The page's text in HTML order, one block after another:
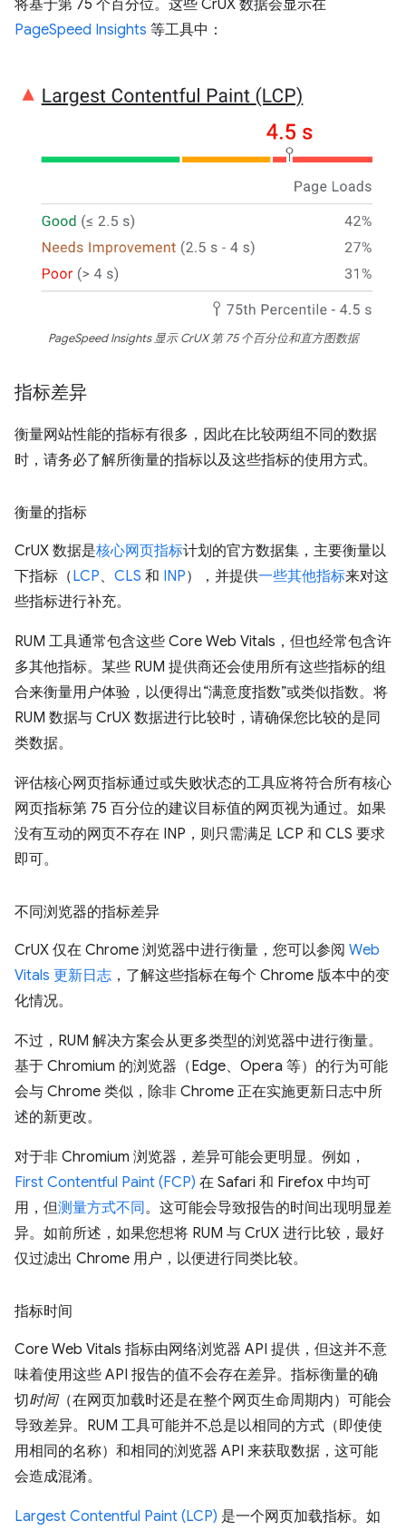
将基于第 75 个百分位。这些 CrUX 数据会显示在
PageSpeed Insights 等工具中：
PageSpeed Insights 显示 CrUX 第 75 个百分位和直方图数据
指标差异
衡量网站性能的指标有很多，因此在比较两组不同的数据
时，请务必了解所衡量的指标以及这些指标的使用方式。
衡量的指标
CrUX 数据是核心网页指标计划的官方数据集，主要衡量以
下指标（LCP、 CLS 和 INP），并提供一些其他指标来对这
些指标进行补充。
RUM 工具通常包含这些 Core Web Vitals，但也经常包含许
多其他指标。某些 RUM 提供商还会使用所有这些指标的组
合来衡量用户体验，以便得出“满意度指数”或类似指数。将
RUM 数据与 CrUX 数据进行比较时，请确保您比较的是同
类数据。
评估核心网页指标通过或失败状态的工具应将符合所有核心
网页指标第 75 百分位的建议目标值的网页视为通过。如果
没有互动的网页不存在 INP，则只需满足 LCP 和 CLS 要求
即可。
不同浏览器的指标差异
CrUX 仅在 Chrome 浏览器中进行衡量，您可以参阅 Web
Vitals 更新日志 ，了解这些指标在每个 Chrome 版本中的变
化情况。
不过，RUM 解决方案会从更多类型的浏览器中进行衡量。
基于 Chromium 的浏览器（Edge、Opera 等）的行为可能
会与 Chrome 类似，除非 Chrome 正在实施更新日志中所
述的新更改。
对于非 Chromium 浏览器，差异可能会更明显。例如，
First Contentful Paint (FCP) 在 Safari 和 Firefox 中均可
用，但测量方式不同。这可能会导致报告的时间出现明显差
异。如前所述，如果您想将 RUM 与 CrUX 进行比较，最好
仅过滤出 Chrome 用户，以便进行同类比较。
指标时间
Core Web Vitals 指标由网络浏览器 API 提供，但这并不意
味着使用这些 API 报告的值不会存在差异。指标衡量的确
切时间（在网页加载时还是在整个网页生命周期内）可能会
导致差异。RUM 工具可能并不总是以相同的方式（即使使
用相同的名称）和相同的浏览器 API 来获取数据，这可能
会造成混淆。
Largest Contentful Paint (LCP) 是一个网页加载指标。如